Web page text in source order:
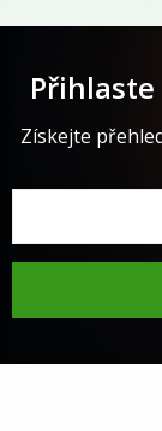
Získejte